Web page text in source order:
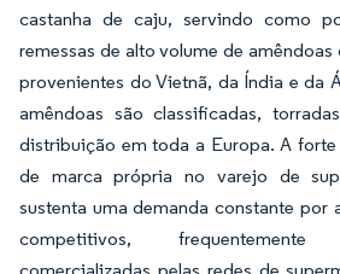
castanha de caju, servindo como
remessas de alto volume de
provenientes do Vietnã, da Índia e da
amêndoas são classificadas,
distribuição em toda a Europa. A
de marca própria no varejo de
sustenta uma demanda constante por
competitivos,